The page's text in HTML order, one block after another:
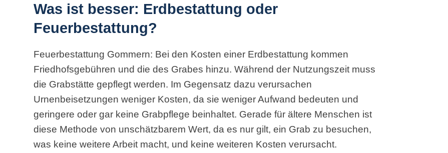
Was ist besser: Erdbestattung oder
Feuerbestattung?
Feuerbestattung Gommern: Bei den Kosten einer Erdbestattung kommen
Friedhofsgebühren und die des Grabes hinzu. Während der Nutzungszeit muss
die Grabstätte gepflegt werden. Im Gegensatz dazu verursachen
Urnenbeisetzungen weniger Kosten, da sie weniger Aufwand bedeuten und
geringere oder gar keine Grabpflege beinhaltet. Gerade für ältere Menschen ist
diese Methode von unschätzbarem Wert, da es nur gilt, ein Grab zu besuchen,
was keine weitere Arbeit macht, und keine weiteren Kosten verursacht.